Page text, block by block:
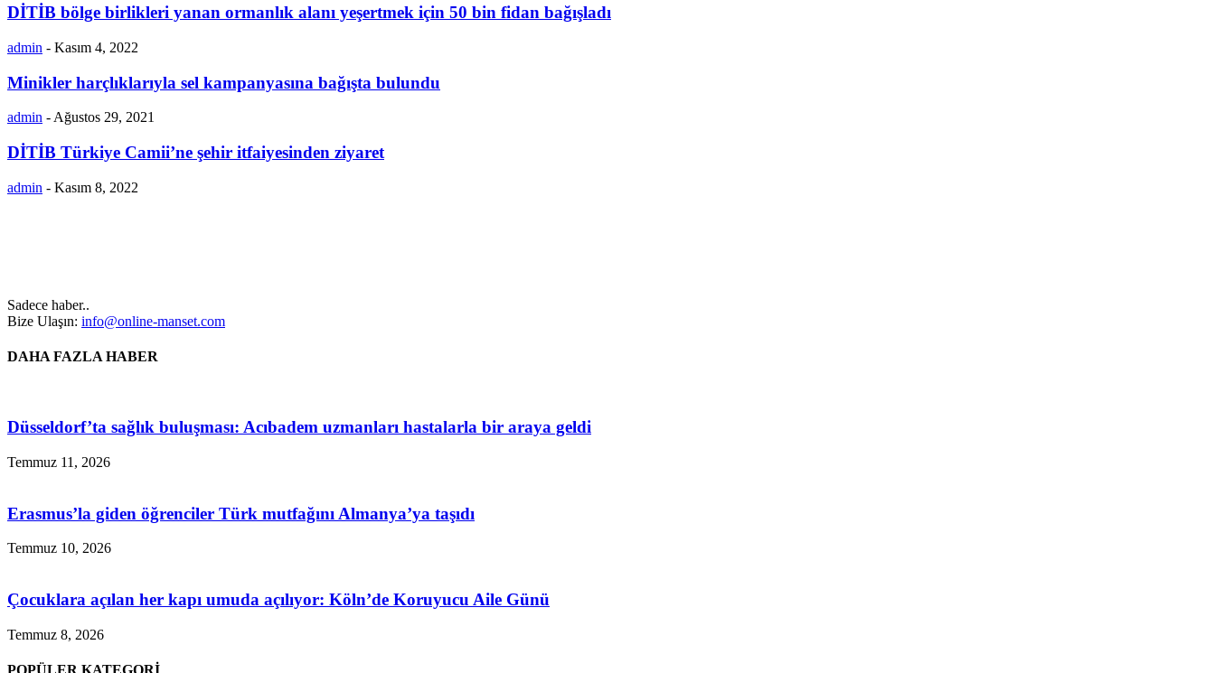
DİTİB bölge birlikleri yanan ormanlık alanı yeşertmek için 50 bin fidan bağışladı
admin - Kasım 4, 2022
Minikler harçlıklarıyla sel kampanyasına bağışta bulundu
admin - Ağustos 29, 2021
DİTİB Türkiye Camii’ne şehir itfaiyesinden ziyaret
admin - Kasım 8, 2022
Sadece haber..
Bize Ulaşın: info@online-manset.com
DAHA FAZLA HABER
Düsseldorf’ta sağlık buluşması: Acıbadem uzmanları hastalarla bir araya geldi
Temmuz 11, 2026
Erasmus’la giden öğrenciler Türk mutfağını Almanya’ya taşıdı
Temmuz 10, 2026
Çocuklara açılan her kapı umuda açılıyor: Köln’de Koruyucu Aile Günü
Temmuz 8, 2026
POPÜLER KATEGORİ